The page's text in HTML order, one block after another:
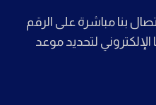
بنا مباشرة على الرقم
الإلكتروني لتحديد موعد